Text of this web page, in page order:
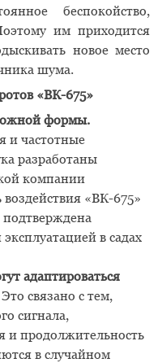
беспокойство,
им приходится
новое место
шума.
«ВК-675»
формы.
и частотные
разработаны
компании
«ВК-675»
в садах
адаптироваться
Это связано с тем,
сигнала,
и продолжительность
в случайном